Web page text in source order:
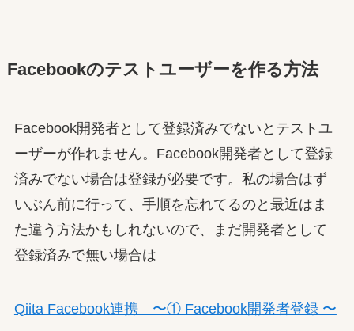
Facebookのテストユーザーを作る方法
Facebook開発者として登録済みでないとテストユ
ーザーが作れません。Facebook開発者として登録
済みでない場合は登録が必要です。私の場合はず
いぶん前に行って、手順を忘れてるのと最近はま
た違う方法かもしれないので、まだ開発者として
登録済みで無い場合は
Qiita Facebook連携 〜① Facebook開発者登録 〜